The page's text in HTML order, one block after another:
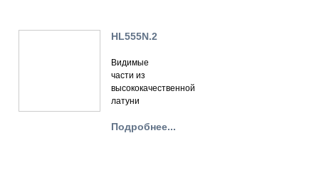
HL555N.2
Видимые
части из
высококачественной
латуни
Подробнее...